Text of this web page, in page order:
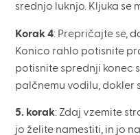
srednjo luknjo. Kljuka se
Korak 4: Prepričajte se,
Konico rahlo potisnite
potisnite sprednji konec
palčnemu vodilu, dokler
5. korak: Zdaj vzemite
jo želite namestiti, in jo